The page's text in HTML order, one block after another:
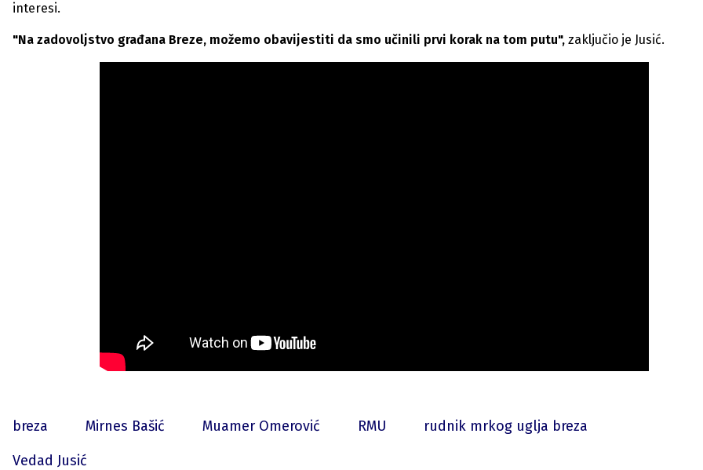
interesi.
"Na zadovoljstvo građana Breze, možemo obavijestiti da smo učinili prvi korak na tom putu", zaključio je Jusić.
breza Mirnes Bašić Muamer Omerović RMU
rudnik mrkog uglja breza
Vedad Jusić